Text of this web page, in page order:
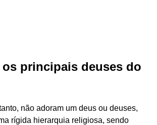
os principais deuses do
não adoram um deus ou deuses,
rígida hierarquia religiosa, sendo